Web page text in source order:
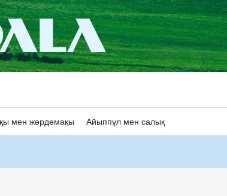
мен жәрдемақы Айыппұл мен салық